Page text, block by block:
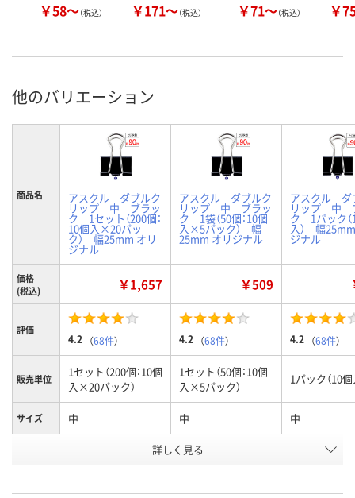
￥58～（税込） ￥171～（税込） ￥71～（税込） ￥
他のバリエーション
商品名 アスクル ダブルク
リップ 中 ブラッ
ク 1セット（200個：
10個入×20パッ
ク） 幅25mm オリ
ジナル
アスクル ダブルク
リップ 中 ブラッ
ク 1袋（50個：10個
入×5パック） 幅
25mm オリジナル
アスクル ダ
リップ 中
ク 1パック（
入） 幅
ジナル
価格
(税込)
￥1,657 ￥509
評価
4.2 （68件） 4.2 （68件） 4.2 （68件）
販売単位
1セット（200個：10個
入×20パック）
1セット（50個：10個
入×5パック）
1パック（10個
サイズ 中 中 中
8226274
詳しく見る